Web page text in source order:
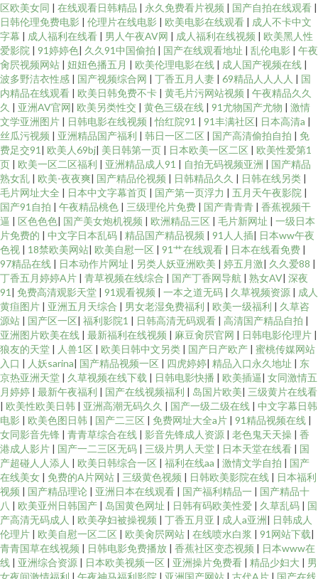
区欧美女同 | 在线观看日韩精品 | 永久免费看片视频 | 国产自拍在线观看 |
日韩伦理免费电影 | 伦理片在线电影 | 欧美电影在线观看 | 成人不卡中文
字幕 | 成人福利在线看 | 男人午夜AV网 | 成人福利在线视频 | 欧美黑人性
爱影院 | 91婷婷色| 久久91中国偷拍 | 国产在线观看地址 | 乱伦电影 | 午夜
肏屄视频网站 | 妞妞色播五月 | 欧美伦理电影在线 | 成人国产视频在线 |
波多野洁衣性感 | 国产视频综合网 | 丁香五月人妻 | 69精品人人人人 | 国
内精品在线观看 | 欧美日韩免费不卡 | 黄毛片污网站视频 | 午夜精品久久
久 | 亚洲AV官网| 欧美另类性交 | 黄色三级在线 | 91尤物国产尤物 | 激情
文学亚洲图片 | 日韩电影在线视频 |怡红院91 | 91丰满社区| 日本高清a |
丝瓜污视频 | 亚洲精品国产福利 | 韩日一区二区 | 国产高清偷拍自拍 | 免
费足交91 | 欧美人69bj| 美日韩第一页 | 日本欧美一区二区 | 欧美性爱第1
页 | 欧美一区二区福利 | 亚洲精品成人91 | 自拍无码视频亚洲 | 国产精品
熟女乱 | 欧美-夜夜爽| 国产精品伦视频 | 日韩精品久久 | 日韩在线另类 |
毛片网址大全 | 日本中文字幕首页 | 国产第一页浮力 | 五月天午夜影院 |
国产91自拍 | 午夜精品桃色 | 三级理伦片免费 | 国产青青青 | 香蕉视频干
逼 | 区色色色| 国产美女炮机视频 | 欧洲精品三区 | 毛片新网址 | 一级日本
片免费的 | 中文字日本乱码 | 精品国产精品视频 | 91人人插| 日本ww午夜
色视 | 18禁欧美网站| 欧美自慰一区 | 91艹在线观看 | 日本在线看免费 |
97精品在线 | 日本动作片网址 | 另类人妖亚洲欧美 | 婷五月激| 久久爱88 |
丁香五月婷婷A片 | 青草视频在线综合 | 国产丁香网导航 | 熟女AV| 深夜
91 | 免费高清观影天堂 | 91观看视频 | 一本之道无码 | 久草视频资源 | 成人
黄疸图片 | 亚洲五月天综合 | 男女老湿免费福利 | 欧美一级福利 | 久草咨
源站 | 国产区一区| 福利影院1 | 日韩高清无码观看 | 高清国产精品自拍 |
亚洲图片欧美在线 | 最新福利在线视频 | 麻豆肏屄官网 | 日韩电影伦理片 |
狼友的天堂 | 人兽1区 | 欧美日韩中文另类 | 国产日产欧产 | 蜜桃传媒网站
入口 | 人妖sarina| 国产精品视频一区 | 四虎婷婷| 精品入口永久地址 | 东
京热亚洲天堂 | 久草视频在线下载 | 日韩电影快播 | 欧美插逼| 女同激情五
月婷婷 | 最新午夜福利 | 国产在线视频福利 | 岛国片欧美| 三级黄片在线看
| 欧美性欧美日韩 | 亚洲高潮无码久久 | 国产一级二级在线 | 中文字幕日韩
电影 | 欧美色图日韩 | 国产二三区 | 免费网址大全a片 | 91精品视频在线 |
女同影音先锋 | 青青草综合在线 | 影音先锋成人资源 | 老色鬼天天操 | 香
港成人影片 | 国产一二三区无码 | 三级片男人天堂 | 日本天堂在线看 | 国
产超碰人人添人 | 欧美日韩综合一区 | 福利在线aa | 激情文学自拍 | 国产
在线美女 | 免费的A片网站 | 三级黄色视频 | 日韩欧美影院在线 | 日本福利
视频 | 国产精品理论 | 亚洲日本在线观看 | 国产福利精品一 | 国产精品十
八 | 欧美亚州日韩国产 | 岛国黄色网址 | 日韩有码欧美性爱 | 久草乱码 | 国
产高清无码成人 | 欧美孕妇被操视频 | 丁香五月亚 | 成人a亚洲| 日韩成人
伦理片 | 欧美自慰一区二区 | 欧美肏屄网站 | 在线喷水白浆 | 91网站下载|
青青国草在线视频 | 日韩电影免费播放 | 香蕉社区变态视频 | 日本www在
线 | 亚洲综合资源 | 日本欧美视频一区 | 亚洲操片免费看 | 精品少妇大 | 男
女夜间激情福利 | 午夜神马福利影院 | 亚洲国产网站 | 古代A片 | 国产在线